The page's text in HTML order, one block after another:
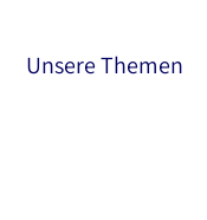
Unsere Themen